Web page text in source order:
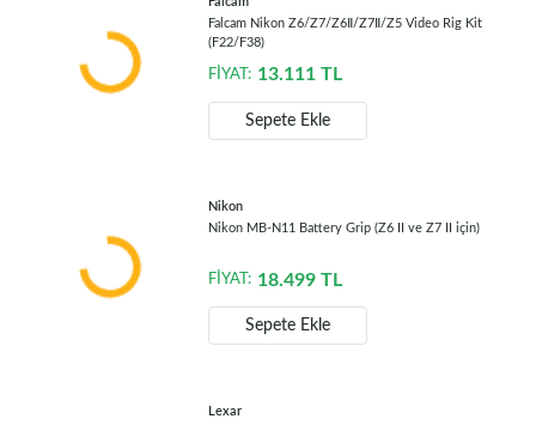
Falcam Nikon Z6/Z7/Z6Ⅱ/Z7Ⅱ/Z5 Video Rig Kit
(F22/F38)
FİYAT: 13.111 TL
Sepete Ekle
Nikon
Nikon MB-N11 Battery Grip (Z6 II ve Z7 II için)
FİYAT: 18.499 TL
Sepete Ekle
Lexar